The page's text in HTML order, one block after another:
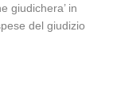
giudichera’ in
del giudizio